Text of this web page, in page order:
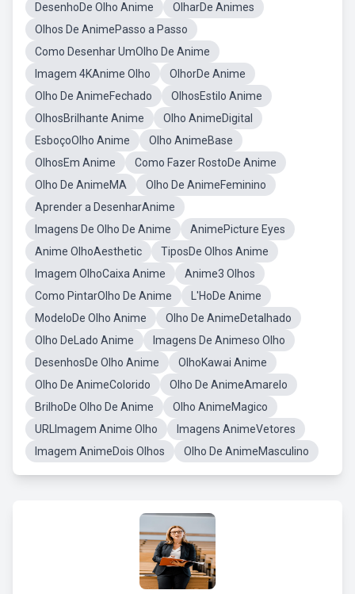
DesenhoDe Olho Anime
OlharDe Animes
Olhos De AnimePasso a Passo
Como Desenhar UmOlho De Anime
Imagem 4KAnime Olho
OlhorDe Anime
Olho De AnimeFechado
OlhosEstilo Anime
OlhosBrilhante Anime
Olho AnimeDigital
EsboçoOlho Anime
Olho AnimeBase
OlhosEm Anime
Como Fazer RostoDe Anime
Olho De AnimeMA
Olho De AnimeFeminino
Aprender a DesenharAnime
Imagens De Olho De Anime
AnimePicture Eyes
Anime OlhoAesthetic
TiposDe Olhos Anime
Imagem OlhoCaixa Anime
Anime3 Olhos
Como PintarOlho De Anime
L'HoDe Anime
ModeloDe Olho Anime
Olho De AnimeDetalhado
Olho DeLado Anime
Imagens De Animeso Olho
DesenhosDe Olho Anime
OlhoKawai Anime
Olho De AnimeColorido
Olho De AnimeAmarelo
BrilhoDe Olho De Anime
Olho AnimeMagico
URLImagem Anime Olho
Imagens AnimeVetores
Imagem AnimeDois Olhos
Olho De AnimeMasculino